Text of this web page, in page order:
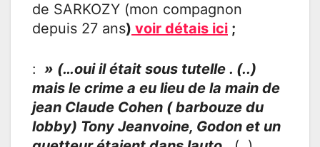
de SARKOZY (mon compagnon
depuis 27 ans) voir détais ici ;
: » (…oui il était sous tutelle . (..)
mais le crime a eu lieu de la main de
jean Claude Cohen ( barbouze du
lobby) Tony Jeanvoine, Godon et un